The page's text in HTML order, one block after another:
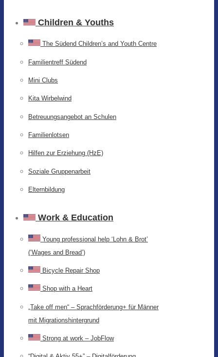
Children & Youths
The Südend Children’s and Youth Centre
Familientreff Südend
Mini Clubs
Kita Wirbelwind
Betreuungsangebot an Schulen
Familienlotsen
Hilfen zur Erziehung (HzE)
Soziale Gruppenarbeit
Elternbildung
Work & Education
Young professional help ‘Lohn & Brot’
(‘Wages and Bread’)
Bicycle Repair Shop
Shop with a Heart
„Take off men“ – Sprachförderung+ für Männer
mit Migrationshintergrund
Strong at work – JobFlow